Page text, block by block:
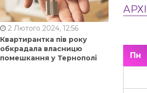
2 Лютого 2024, 12:56
Квартирантка пів року
обкрадала власницю
помешкання у Тернополі
Пн